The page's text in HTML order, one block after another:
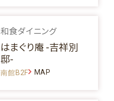
和食ダイニング
はまぐり庵 -吉祥別
邸-
南館B2F MAP